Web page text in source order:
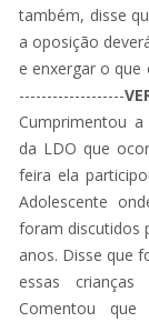
também, disse
a oposição
e enxergar o
-------------------
Cumprimentou
da LDO que
feira ela
Adolescente
foram discutidos
anos. Disse que
essas
Comentou